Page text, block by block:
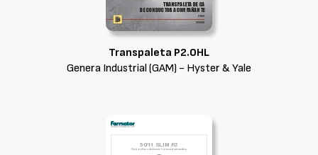
Transpaleta P2.0HL
Genera Industrial (GAM) - Hyster & Yale